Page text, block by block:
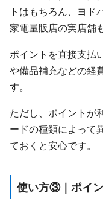
トはもちろん、ヨド
家電量販店の実店舗
ポイントを直接支払
や備品補充などの経
す。
ただし、ポイントが
ードの種類によって
ておくと安心です。
使い方③｜ポイ